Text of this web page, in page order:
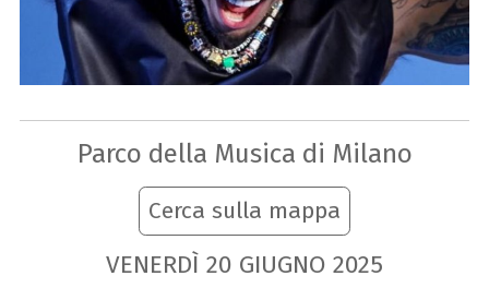
Parco della Musica di Milano
Cerca sulla mappa
VENERDÌ 20 GIUGNO 2025